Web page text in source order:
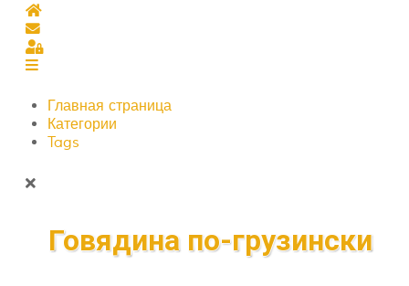
Главная страница
Подписаться на блог
Sign In
Главная страница
Категории
Tags
Говядина по-грузински